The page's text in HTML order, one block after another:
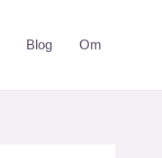
Blog Om